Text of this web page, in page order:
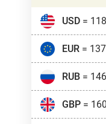
USD=
EUR=
RUB=
GBP=